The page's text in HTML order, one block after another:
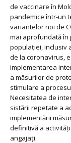
de vaccinare în
pandemice într-un
variantelor noi de
mai aprofundată în
populației, inclusiv
de la coronavirus,
implementarea
a măsurilor de
stimulare a
Necesitatea de
sistării repetate a
implementării
definitivă a
angajați.